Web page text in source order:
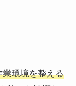
業環境を整える